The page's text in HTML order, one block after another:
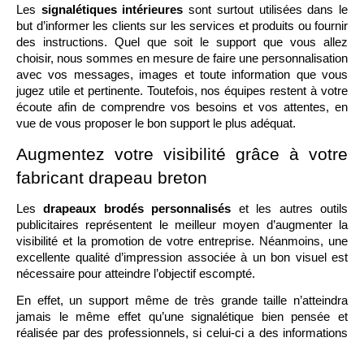
Les signalétiques intérieures sont surtout utilisées dans le
but d’informer les clients sur les services et produits ou fournir
des instructions. Quel que soit le support que vous allez
choisir, nous sommes en mesure de faire une personnalisation
avec vos messages, images et toute information que vous
jugez utile et pertinente. Toutefois, nos équipes restent à votre
écoute afin de comprendre vos besoins et vos attentes, en
vue de vous proposer le bon support le plus adéquat.
Augmentez votre visibilité grâce à votre
fabricant drapeau breton
Les drapeaux brodés personnalisés et les autres outils
publicitaires représentent le meilleur moyen d’augmenter la
visibilité et la promotion de votre entreprise. Néanmoins, une
excellente qualité d’impression associée à un bon visuel est
nécessaire pour atteindre l’objectif escompté.
En effet, un support même de très grande taille n’atteindra
jamais le même effet qu’une signalétique bien pensée et
réalisée par des professionnels, si celui-ci a des informations